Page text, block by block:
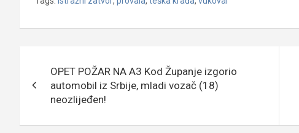
objava
OPET POŽAR NA A3 Kod Županje izgorio
automobil iz Srbije, mladi vozač (18)
neozlijeđen!